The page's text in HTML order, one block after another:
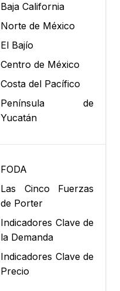
Baja California
Norte de México
El Bajío
Centro de México
Costa del Pacífico
Península de
Yucatán
FODA
Las Cinco Fuerzas
de Porter
Indicadores Clave de
la Demanda
Indicadores Clave de
Precio